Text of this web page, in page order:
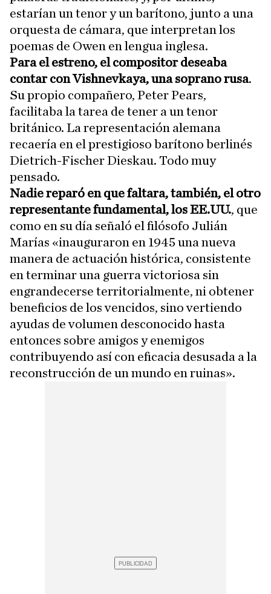
estarían un tenor y un barítono, junto a una
orquesta de cámara, que interpretan los
poemas de Owen en lengua inglesa.
Para el estreno, el compositor deseaba
contar con Vishnevkaya, una soprano rusa.
Su propio compañero, Peter Pears,
facilitaba la tarea de tener a un tenor
británico. La representación alemana
recaería en el prestigioso barítono berlinés
Dietrich-Fischer Dieskau. Todo muy
pensado.
Nadie reparó en que faltara, también, el otro
representante fundamental, los EE.UU., que
como en su día señaló el filósofo Julián
Marías «inauguraron en 1945 una nueva
manera de actuación histórica, consistente
en terminar una guerra victoriosa sin
engrandecerse territorialmente, ni obtener
beneficios de los vencidos, sino vertiendo
ayudas de volumen desconocido hasta
entonces sobre amigos y enemigos
contribuyendo así con eficacia desusada a la
reconstrucción de un mundo en ruinas».